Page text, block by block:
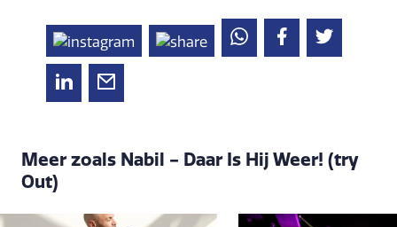
Meer zoals Nabil - Daar Is Hij Weer! (try
Out)